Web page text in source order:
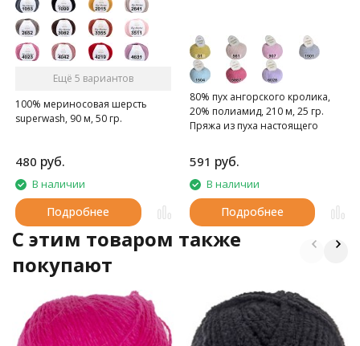
Ещё 5 вариантов
100% мериносовая шерсть
superwash, 90 м, 50 гр.
480 руб.
В наличии
Подробнее
80% пух ангорского кролика,
20% полиамид, 210 м, 25 гр.
Пряжа из пуха настоящего
591 руб.
В наличии
Подробнее
C этим товаром также
покупают